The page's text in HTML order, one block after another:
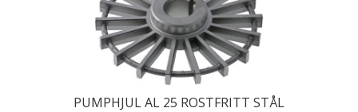
PUMPHJUL AL 25 ROSTFRITT STÅL